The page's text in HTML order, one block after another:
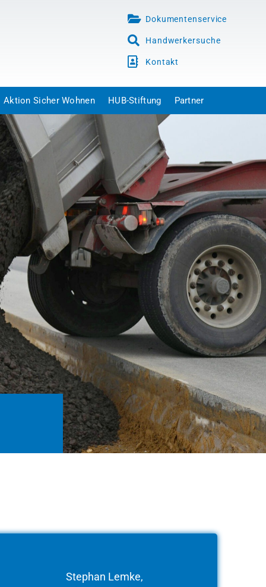
Dokumentenservice
Handwerkersuche
Kontakt
Aktion Sicher Wohnen HUB-Stiftung Partner
Stephan Lemke,